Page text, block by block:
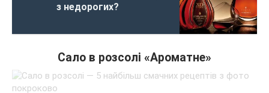
з недорогих?
Сало в розсолі «Ароматне»